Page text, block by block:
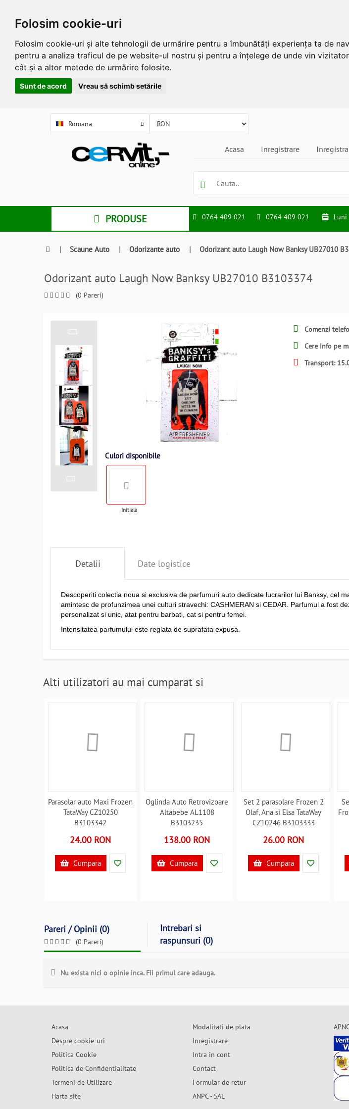
Folosim cookie-uri
Folosim cookie-uri și alte tehnologii de urmărire pentru a îmbunătăți experiența ta de
pentru a analiza traficul de pe website-ul nostru și pentru a înțelege de unde vin
cât și a altor metode de urmărire folosite.
Sunt de acord Vreau să schimb setările
Romana
Acasa Inregistrare
PRODUSE 0764 409 021 0764 409 021 Luni
| Scaune Auto | Odorizante auto | Odorizant auto Laugh Now Banksy UB27010
Odorizant auto Laugh Now Banksy UB27010 B3103374
(0 Pareri)
Culori disponibile
Initiala
Comenzi
Cere info pe
Transport:
Detalii Date logistice
Descoperiti colectia noua si exclusiva de parfumuri auto dedicate lucrarilor lui Banksy, cel
amintesc de profunzimea unei culturi stravechi: CASHMERAN si CEDAR. Parfumul a fost
personalizat si unic, atat pentru barbati, cat si pentru femei.
Intensitatea parfumului este reglata de suprafata expusa.
Alti utilizatori au mai cumparat si
Parasolar auto Maxi Frozen
TataWay CZ10250
B3103342
24.00 RON
Cumpara
Oglinda Auto Retrovizoare
Altabebe AL1108
B3103235
138.00 RON
Cumpara
Set 2 parasolare Frozen 2
Olaf, Ana si Elsa TataWay
CZ10246 B3103333
26.00 RON
Cumpara
Pareri / Opinii (0)
(0 Pareri)
Intrebari si
raspunsuri (0)
Nu exista nici o opinie inca. Fii primul care adauga.
Acasa
Despre cookie-uri
Politica Cookie
Politica de Confidentialitate
Termeni de Utilizare
Harta site
Modalitati de plata
Inregistrare
Intra in cont
Contact
Formular de retur
ANPC - SAL